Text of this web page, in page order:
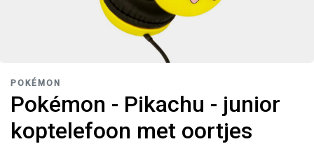
POKÉMON
Pokémon - Pikachu - junior
koptelefoon met oortjes